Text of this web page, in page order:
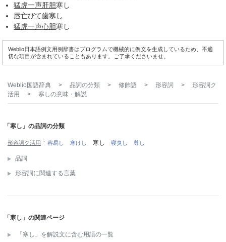
猛虎一声肝胆寒し
唇亡びて歯寒し
猛虎一声心胆寒し
Weblio日本語例文用例辞書はプログラムで機械的に例文を生成しているため、不適
切な項目が含まれていることもあります。ご了承くださいませ。
Weblio国語辞典 > 品詞の分類 > 修飾語 > 形容詞 >
形容詞ク
活用
> 寒しの意味・解説
「寒し」の品詞の分類
形容詞ク活用 容易し 寒けし 寒し 寝臭し 尊し
品詞
形容詞に関連する言葉
「寒し」の関連ページ
「寒し」を解説文に含む用語の一覧